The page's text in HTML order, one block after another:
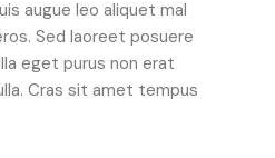
augue leo aliquet mal
Sed laoreet posuere
eget purus non erat
Cras sit amet tempus